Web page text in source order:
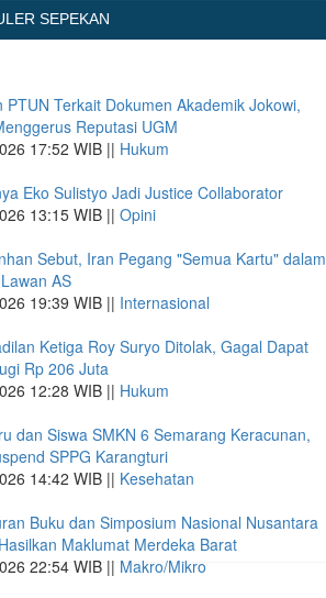
SEPEKAN
PTUN Terkait Dokumen Akademik Jokowi,
Reputasi UGM
17:52 WIB || Hukum
Eko Sulistyo Jadi Justice Collaborator
13:15 WIB || Opini
Sebut, Iran Pegang "Semua Kartu" dalam
AS
19:39 WIB || Internasional
Ketiga Roy Suryo Ditolak, Gagal Dapat
Rp 206 Juta
12:28 WIB || Hukum
dan Siswa SMKN 6 Semarang Keracunan,
SPPG Karangturi
14:42 WIB || Kesehatan
Buku dan Simposium Nasional Nusantara
Maklumat Merdeka Barat
22:54 WIB || Makro/Mikro